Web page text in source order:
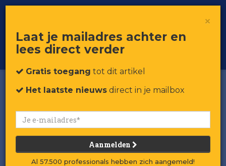
Voor professionals in retail & brands
Toggle
×
Laat je mailadres achter en
lees direct verder
Gratis toegang tot dit artikel
Het laatste nieuws direct in je mailbox
Aanmelden
Al 57.500 professionals hebben zich aangemeld!